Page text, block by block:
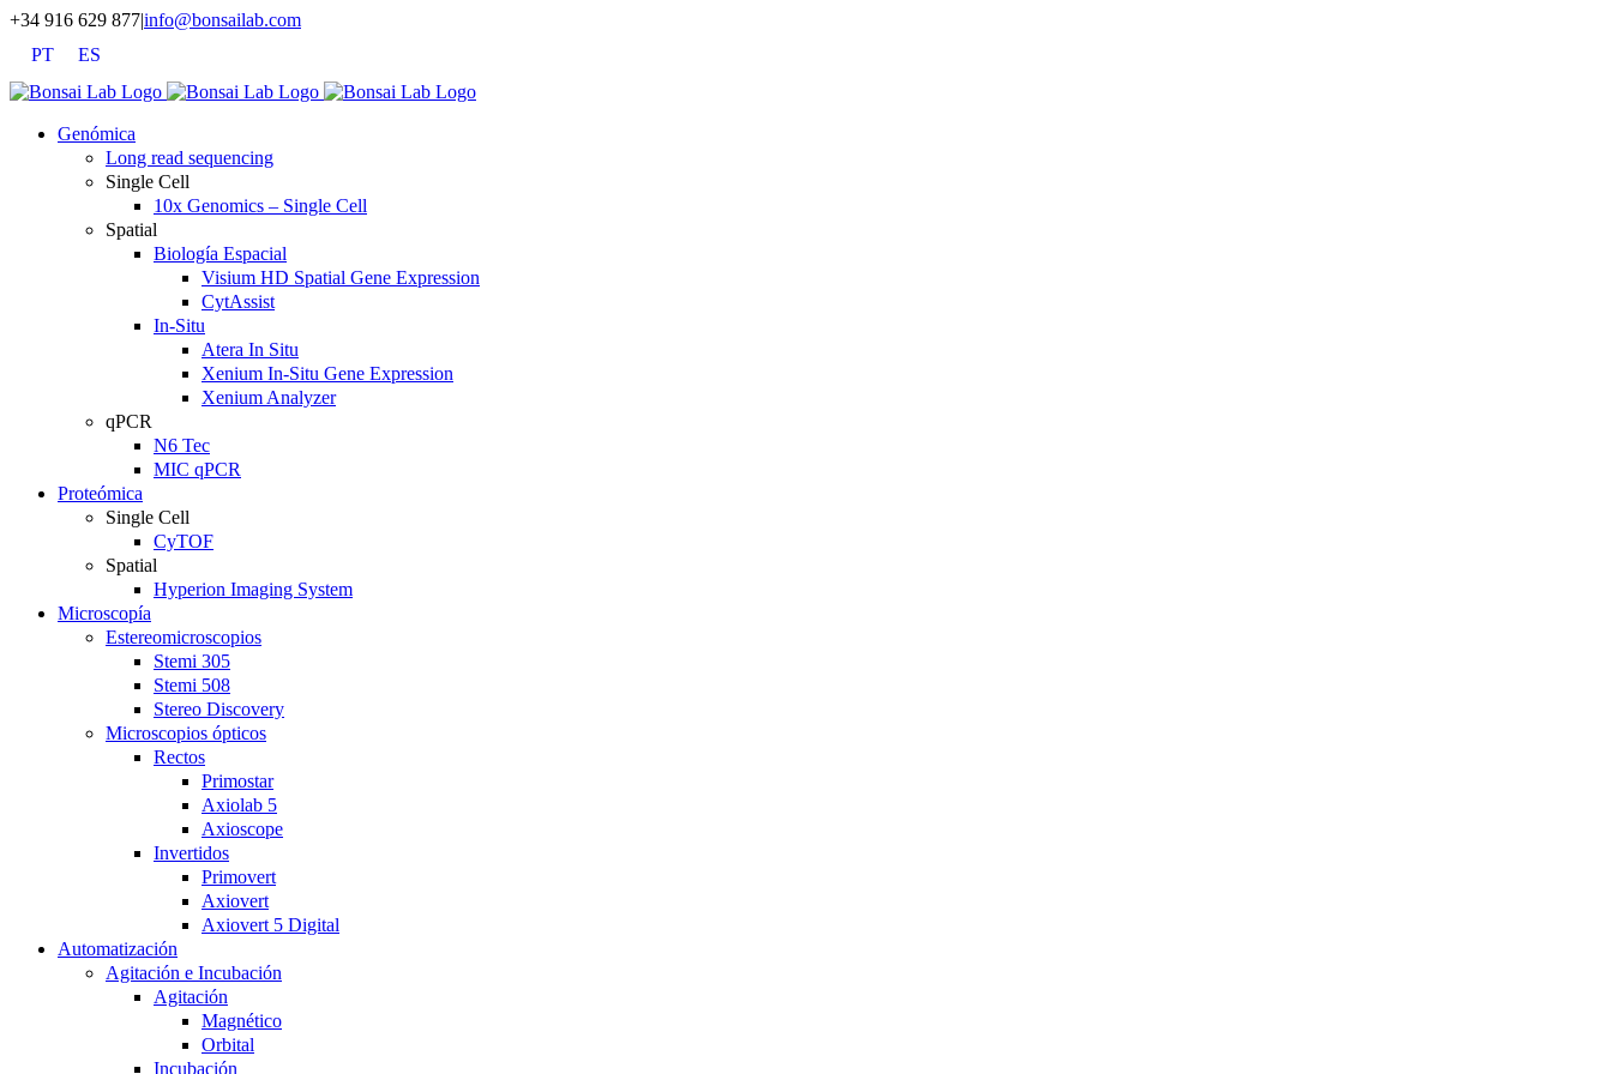
Saltar
contenido
+34 916 629 877|info@bonsailab.com
PT
ES
X
LinkedIn
YouTube
Genómica
Long read sequencing
Single Cell
10x Genomics – Single Cell
Spatial
Biología Espacial
Visium HD Spatial Gene Expression
CytAssist
In-Situ
Atera In Situ
Xenium In-Situ Gene Expression
Xenium Analyzer
qPCR
N6 Tec
MIC qPCR
Proteómica
Single Cell
CyTOF
Spatial
Hyperion Imaging System
Microscopía
Estereomicroscopios
Stemi 305
Stemi 508
Stereo Discovery
Microscopios ópticos
Rectos
Primostar
Axiolab 5
Axioscope
Invertidos
Primovert
Axiovert
Axiovert 5 Digital
Automatización
Agitación e Incubación
Agitación
Magnético
Orbital
Incubación